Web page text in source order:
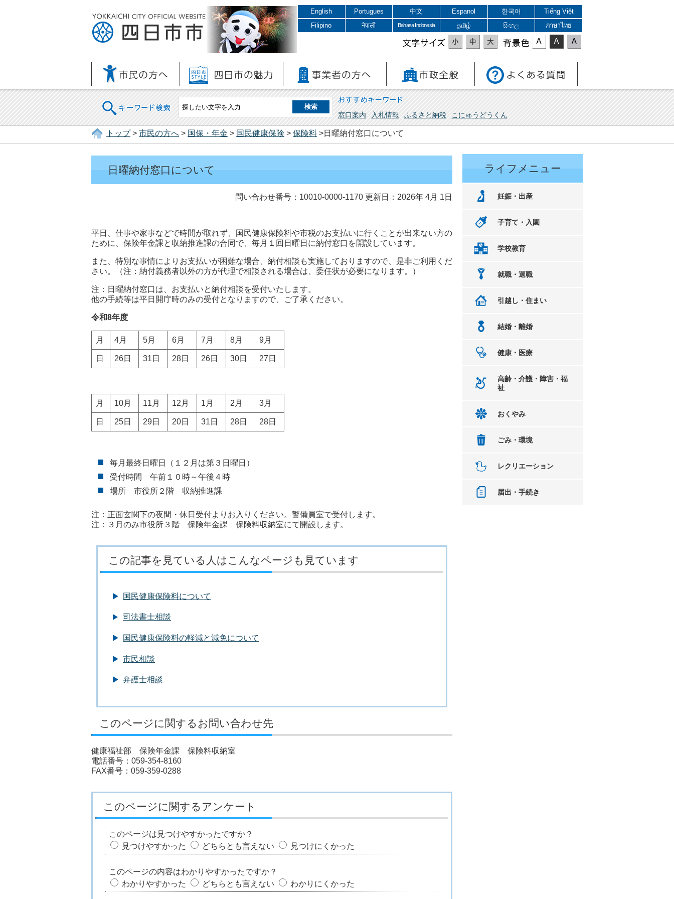
English Portugues 中文 Espanol 한국어
Tiếng Việt
Filipino
नेपाली Bahasa Indonesia தமிழ் සිංහල ภาษาไทย
文字サイズ 表示色
キーワード検索 おすすめキーワード
窓口案内 入札情報 ふるさと納税 こにゅうどうくん
トップ> 市民の方へ > 国保・年金 > 国民健康保険 > 保険料 >日曜納付窓口について
日曜納付窓口について
問い合わせ番号：10010-0000-1170 更新日：2026年 4月 1日
平日、仕事や家事などで時間が取れず、国民健康保険料や市税のお支払いに行くことが出来ない方の
ために、保険年金課と収納推進課の合同で、毎月１回日曜日に納付窓口を開設しています。
また、特別な事情によりお支払いが困難な場合、納付相談も実施しておりますので、是非ご利用くだ
さい。（注：納付義務者以外の方が代理で相談される場合は、委任状が必要になります。）
注：日曜納付窓口は、お支払いと納付相談を受付いたします。
他の手続等は平日開庁時のみの受付となりますので、ご了承ください。
令和8年度
月 4月 5月 6月 7月 8月 9月
日 26日 31日 28日 26日 30日 27日
月 10月 11月 12月 1月 2月 3月
日 25日 29日 20日 31日 28日 28日
毎月最終日曜日（１２月は第３日曜日）
受付時間 午前１０時～午後４時
場所 市役所２階 収納推進課
注：正面玄関下の夜間・休日受付よりお入りください。警備員室で受付します。
注：３月のみ市役所３階 保険年金課 保険料収納室にて開設します。
この記事を見ている人はこんなページも見ています
国民健康保険料について
司法書士相談
国民健康保険料の軽減と減免について
市民相談
弁護士相談
このページに関するお問い合わせ先
健康福祉部 保険年金課 保険料収納室
電話番号：059-354-8160
FAX番号：059-359-0288
このページに関するアンケート
このページは見つけやすかったですか？
見つけやすかった
どちらとも言えない 見つけにくかった
このページの内容はわかりやすかったですか？
わかりやすかった
どちらとも言えない わかりにくかった
ライフメニュー
妊娠・出産
子育て・入園
学校教育
就職・退職
引越し・住まい
結婚・離婚
健康・医療
高齢・介護・障害・福
祉
おくやみ
ごみ・環境
レクリエーション
届出・手続き